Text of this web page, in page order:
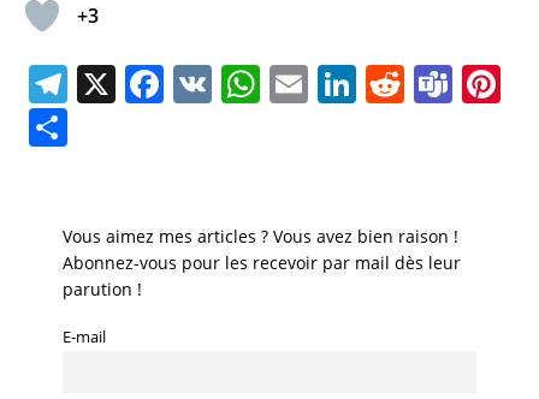
+3
T
a
m
X F
b
o
V W
A
p
E Li
dI
n
R
t
T
s
a
g
er
Vous aimez mes articles ? Vous avez bien raison !
Abonnez-vous pour les recevoir par mail dès leur
parution !
E-mail